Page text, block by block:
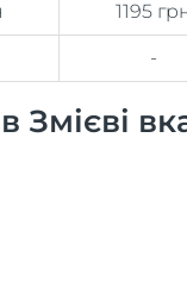
1195
-
Змієві